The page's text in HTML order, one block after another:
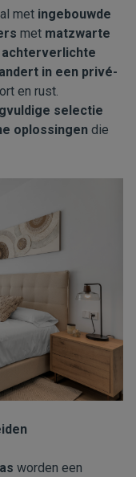
met ingebouwde
met matzwarte
in een privé-
en rust.
selectie
oplossingen die
worden een